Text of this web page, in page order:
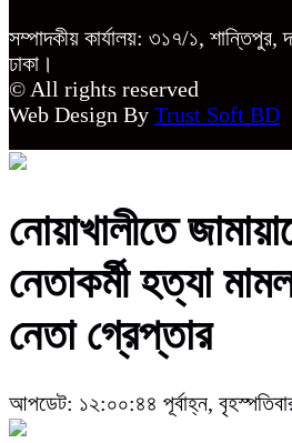
সম্পাদকীয় কার্যালয়: ৩১৭/১, শান্তিপুর,
ঢাকা।
© All rights reserved
Web Design By Trust Soft BD
নোয়াখালীতে
নেতাকর্মী হত্যা
নেতা গ্রেপ্তার
আপডেট: ১২:০০:৪৪ পূর্বাহ্ন,